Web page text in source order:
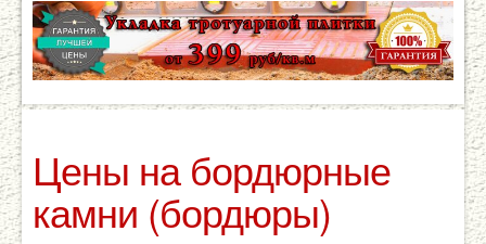
Цены на бордюрные
камни (бордюры)